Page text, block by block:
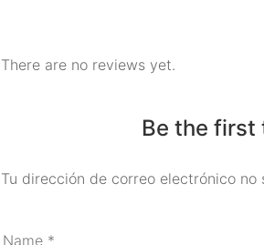
There are no reviews yet.
Be the first
Tu dirección de correo electrónico no